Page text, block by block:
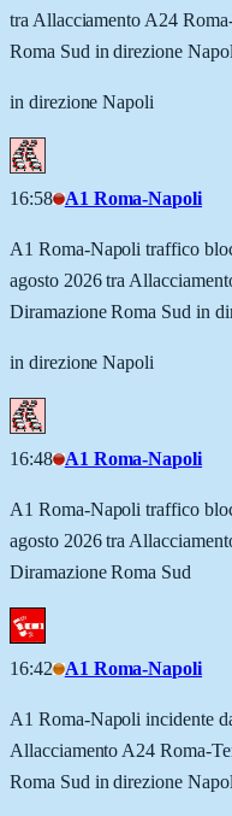
tra Allacciamento A24
Roma Sud in direzione
in direzione Napoli
16:58 A1 Roma-Napoli
A1 Roma-Napoli traffico
agosto 2026 tra
Diramazione Roma Sud in
in direzione Napoli
16:48 A1 Roma-Napoli
A1 Roma-Napoli traffico
agosto 2026 tra
Diramazione Roma Sud
16:42 A1 Roma-Napoli
A1 Roma-Napoli incidente
Allacciamento A24 Roma-
Roma Sud in direzione